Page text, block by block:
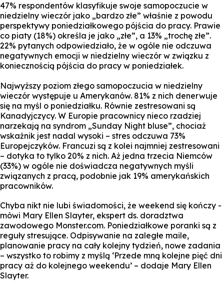
47% respondentów klasyfikuje swoje samopoczucie w
niedzielny wieczór jako „bardzo złe” właśnie z powodu
perspektywy poniedziałkowego pójścia do pracy. Prawie
co piaty (18%) określa je jako „złe”, a 13% „trochę złe”.
22% pytanych odpowiedziało, że w ogóle nie odczuwa
negatywnych emocji w niedzielny wieczór w związku z
koniecznością pójścia do pracy w poniedziałek.
Najwyższy poziom złego samopoczucia w niedzielny
wieczór występuje u Amerykanów. 81% z nich denerwuje
się na myśl o poniedziałku. Równie zestresowani są
Kanadyjczycy. W Europie pracownicy nieco rzadziej
narzekają na syndrom „Sunday Night bluse”, chociaż
wskaźnik jest nadal wysoki – stres odczuwa 73%
Europejczyków. Francuzi są z kolei najmniej zestresowani
– dotyka to tylko 20% z nich. Aż jedna trzecia Niemców
(33%) w ogóle nie doświadcza negatywnych myśli
związanych z pracą, podobnie jak 19% amerykańskich
pracowników.
Chyba nikt nie lubi świadomości, że weekend się kończy -
mówi Mary Ellen Slayter, ekspert ds. doradztwa
zawodowego Monster.com. Poniedziałkowe poranki są z
reguły stresujące. Odpisywanie na zaległe maile,
planowanie pracy na cały kolejny tydzień, nowe zadania
– wszystko to robimy z myślą ‘Przede mną kolejne pięć dni
pracy aż do kolejnego weekendu’ – dodaje Mary Ellen
Slayter.